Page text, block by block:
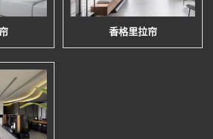
香格里拉帘